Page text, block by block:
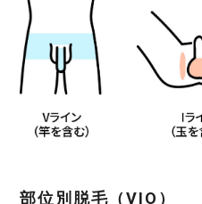
部位別脱毛（VIO）